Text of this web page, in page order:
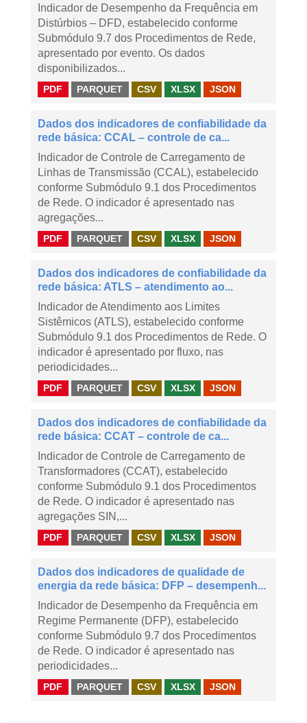
Indicador de Desempenho da Frequência em
Distúrbios – DFD, estabelecido conforme
Submódulo 9.7 dos Procedimentos de Rede,
apresentado por evento. Os dados
disponibilizados...
PDF PARQUET CSV XLSX JSON
Dados dos indicadores de confiabilidade da
rede básica: CCAL – controle de ca...
Indicador de Controle de Carregamento de
Linhas de Transmissão (CCAL), estabelecido
conforme Submódulo 9.1 dos Procedimentos
de Rede. O indicador é apresentado nas
agregações...
PDF PARQUET CSV XLSX JSON
Dados dos indicadores de confiabilidade da
rede básica: ATLS – atendimento ao...
Indicador de Atendimento aos Limites
Sistêmicos (ATLS), estabelecido conforme
Submódulo 9.1 dos Procedimentos de Rede. O
indicador é apresentado por fluxo, nas
periodicidades...
PDF PARQUET CSV XLSX JSON
Dados dos indicadores de confiabilidade da
rede básica: CCAT – controle de ca...
Indicador de Controle de Carregamento de
Transformadores (CCAT), estabelecido
conforme Submódulo 9.1 dos Procedimentos
de Rede. O indicador é apresentado nas
agregações SIN,...
PDF PARQUET CSV XLSX JSON
Dados dos indicadores de qualidade de
energia da rede básica: DFP – desempenh...
Indicador de Desempenho da Frequência em
Regime Permanente (DFP), estabelecido
conforme Submódulo 9.7 dos Procedimentos
de Rede. O indicador é apresentado nas
periodicidades...
PDF PARQUET CSV XLSX JSON